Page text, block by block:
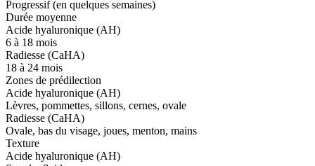
Progressif (en quelques semaines)
Durée moyenne
Acide hyaluronique (AH)
6 à 18 mois
Radiesse (CaHA)
18 à 24 mois
Zones de prédilection
Acide hyaluronique (AH)
Lèvres, pommettes, sillons, cernes, ovale
Radiesse (CaHA)
Ovale, bas du visage, joues, menton, mains
Texture
Acide hyaluronique (AH)